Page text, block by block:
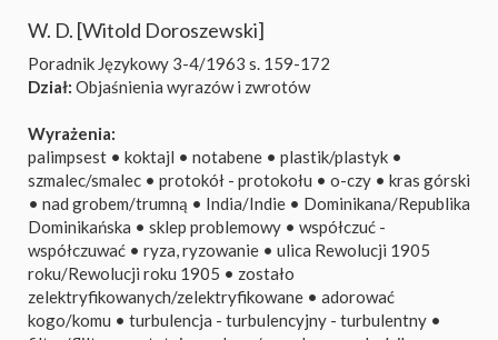
W. D. [Witold Doroszewski]
Poradnik Językowy 3-4/1963 s. 159-172
Dział: Objaśnienia wyrazów i zwrotów
Wyrażenia:
palimpsest • koktajl • notabene • plastik/plastyk •
szmalec/smalec • protokół - protokołu • o-czy • kras górski
• nad grobem/trumną • India/Indie • Dominikana/Republika
Dominikańska • sklep problemowy • współczuć -
współczuwać • ryza, ryzowanie • ulica Rewolucji 1905
roku/Rewolucji roku 1905 • zostało
zelektryfikowanych/zelektryfikowane • adorować
kogo/komu • turbulencja - turbulencyjny - turbulentny •